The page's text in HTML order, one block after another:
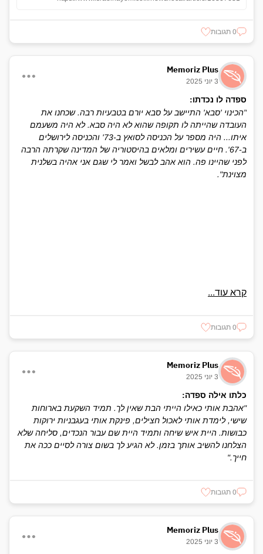
0 תגובות
Memoriz Plus
3 יוני 2025
ספדה לו נכדתו:
"הכינוי 'סבא' התיישב על סבא יורם בטבעיות רבה. שכחנו את
העובדה שהייתה לו תקופה שהוא לא היה סבא. לא היה משעמם
איתו... היה מספר על הכניסה לסואץ ב-73' והכניסה לירושלים
ב-67'. חיים עשירים ומלאים בהיסטוריה של המדינה שקרתה הרבה
לפני שהיינו פה. הוא אהב לבשל ואמר לי שגם אני אהיה בשלנית
מצוינת".
קרא עוד...
0 תגובות
Memoriz Plus
3 יוני 2025
כלתו אילה ספדה:
"אהבת אותי כאילו הייתי הבת שאין לך. תמיד השקעת בארוחות
שישי, לימדת אותי לאכול חצילים, פינקת אותי בעגבניות ירוקות
כבושות. היית איש שיחה ותמיד היית שם עבור הנכדים, סליחה שלא
הצלחנו להשיב אותך בזמן. לא הגיע לך בשום צורה לסיים ככה את
חייך."
0 תגובות
Memoriz Plus
3 יוני 2025